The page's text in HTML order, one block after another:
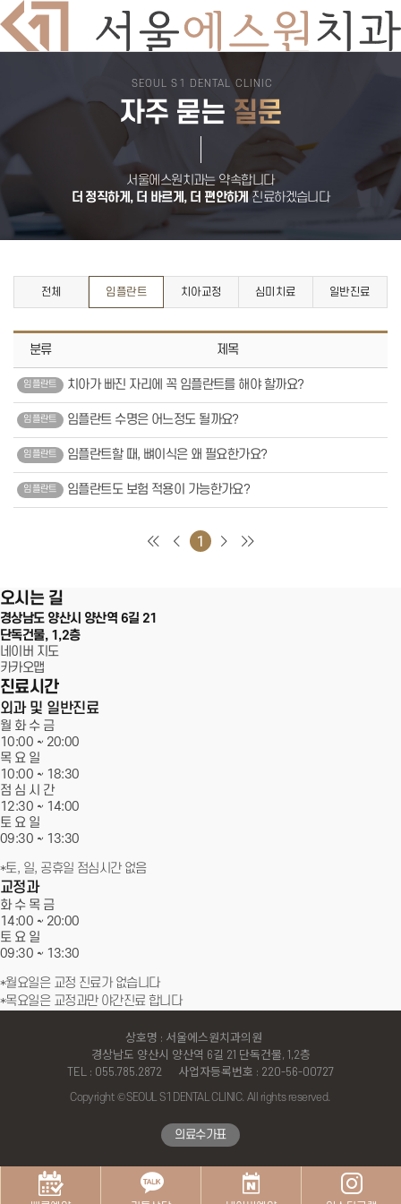
의료진소개
둘러보기
진료시간
서울에스원 특별함
디지털 치과 진료
자연치아 보존원칙
검증된 재료
쾌적한 진료환경
전악 임플란트
임플란트 틀니
재수술 임플란트
치아교정
돌출입교정
비발치교정
부분교정
덧니교정
어린이성장교정
중장년교정
장치별교정
심미치료
잇몸성형
올세라믹
지르코니아
치아미백
일반진료
치과소개
서울에스원 특별함
임플란트
치아교정
일반진료
SEOUL S1 DENTAL CLINIC
자주 묻는 질문
서울에스원치과는 약속합니다
더 정직하게, 더 바르게, 더 편안하게진료하겠습니다
전체 임플란트 치아교정 심미치료 일반진료
분류 제목
임플란트 치아가 빠진 자리에 꼭 임플란트를 해야 할까요?
임플란트 임플란트 수명은 어느정도 될까요?
임플란트 임플란트할 때, 뼈이식은 왜 필요한가요?
임플란트 임플란트도 보험 적용이 가능한가요?
1
서울에스원치과
오시는 길
경상남도 양산시 양산역 6길 21
단독건물, 1,2층
네이버 지도
카카오맵
진료시간
외과 및 일반진료
월 화 수 금
10:00 ~ 20:00
목 요 일
10:00 ~ 18:30
점 심 시 간
12:30 ~ 14:00
토 요 일
09:30 ~ 13:30
*토, 일, 공휴일 점심시간 없음
교정과
화 수 목 금
14:00 ~ 20:00
토 요 일
09:30 ~ 13:30
*월요일은 교정 진료가 없습니다
*목요일은 교정과만 야간진료 합니다
상호명 : 서울에스원치과의원
경상남도 양산시 양산역 6길 21 단독건물, 1,2층
TEL : 055.785.2872
사업자등록번호 : 220-56-00727
Copyright © SEOUL S1 DENTAL CLINIC. All rights reserved.
의료수가표